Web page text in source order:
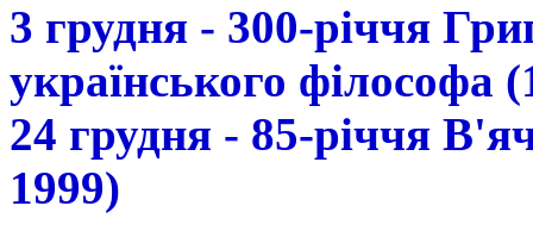
3 грудня - 300-річчя
українського філософа
24 грудня - 85-річчя
1999)